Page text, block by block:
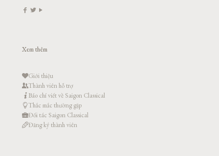
Xem thêm
Giới thiệu
Thành viên hỗ trợ
Báo chí viết về Saigon Classical
Thắc mắc thường gặp
Đối tác Saigon Classical
Đăng ký thành viên